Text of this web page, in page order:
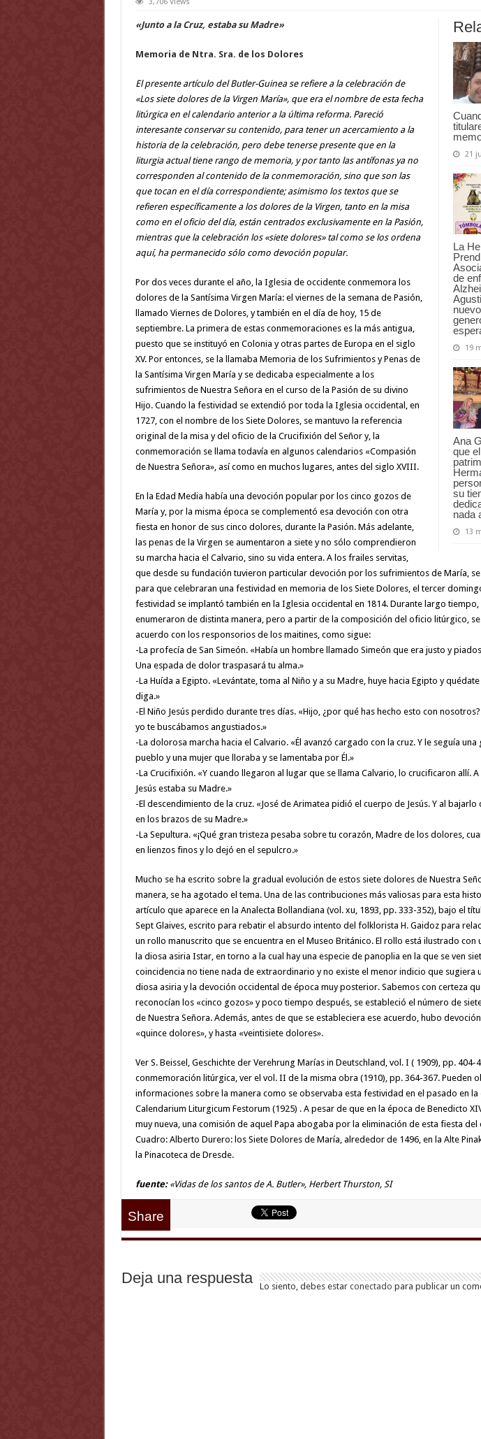
21
La
de
19
Ana
que
su
nada
13
«Junto a la Cruz, estaba su Madre»
Memoria de Ntra. Sra. de los Dolores
El presente artículo del Butler-Guinea se refiere a la celebración de
«Los siete dolores de la Virgen María», que era el nombre de esta fecha
litúrgica en el calendario anterior a la última reforma. Pareció
interesante conservar su contenido, para tener un acercamiento a la
historia de la celebración, pero debe tenerse presente que en la
liturgia actual tiene rango de memoria, y por tanto las antífonas ya no
corresponden al contenido de la conmemoración, sino que son las
que tocan en el día correspondiente; asimismo los textos que se
refieren específicamente a los dolores de la Virgen, tanto en la misa
como en el oficio del día, están centrados exclusivamente en la Pasión,
mientras que la celebración los «siete dolores» tal como se los ordena
aquí, ha permanecido sólo como devoción popular.
Por dos veces durante el año, la Iglesia de occidente conmemora los
dolores de la Santísima Virgen María: el viernes de la semana de Pasión,
llamado Viernes de Dolores, y también en el día de hoy, 15 de
septiembre. La primera de estas conmemoraciones es la más antigua,
puesto que se instituyó en Colonia y otras partes de Europa en el siglo
XV. Por entonces, se la llamaba Memoria de los Sufrimientos y Penas de
la Santísima Virgen María y se dedicaba especialmente a los
sufrimientos de Nuestra Señora en el curso de la Pasión de su divino
Hijo. Cuando la festividad se extendió por toda la Iglesia occidental, en
1727, con el nombre de los Siete Dolores, se mantuvo la referencia
original de la misa y del oficio de la Crucifixión del Señor y, la
conmemoración se llama todavía en algunos calendarios «Compasión
de Nuestra Señora», así como en muchos lugares, antes del siglo XVIII.
En la Edad Media había una devoción popular por los cinco gozos de
María y, por la misma época se complementó esa devoción con otra
fiesta en honor de sus cinco dolores, durante la Pasión. Más adelante,
las penas de la Virgen se aumentaron a siete y no sólo comprendieron
su marcha hacia el Calvario, sino su vida entera. A los frailes servitas,
que desde su fundación tuvieron particular devoción por los sufrimientos de María,
para que celebraran una festividad en memoria de los Siete Dolores, el tercer
festividad se implantó también en la Iglesia occidental en 1814. Durante largo
enumeraron de distinta manera, pero a partir de la composición del oficio litúrgico,
acuerdo con los responsorios de los maitines, como sigue:
-La profecía de San Simeón. «Había un hombre llamado Simeón que era justo y
Una espada de dolor traspasará tu alma.»
-La Huída a Egipto. «Levántate, toma al Niño y a su Madre, huye hacia Egipto y
diga.»
-El Niño Jesús perdido durante tres días. «Hijo, ¿por qué has hecho esto con
yo te buscábamos angustiados.»
-La dolorosa marcha hacia el Calvario. «Él avanzó cargado con la cruz. Y le seguía una
pueblo y una mujer que lloraba y se lamentaba por Él.»
-La Crucifixión. «Y cuando llegaron al lugar que se llama Calvario, lo crucificaron allí.
Jesús estaba su Madre.»
-El descendimiento de la cruz. «José de Arimatea pidió el cuerpo de Jesús. Y al
en los brazos de su Madre.»
-La Sepultura. «¡Qué gran tristeza pesaba sobre tu corazón, Madre de los dolores,
en lienzos finos y lo dejó en el sepulcro.»
Mucho se ha escrito sobre la gradual evolución de estos siete dolores de Nuestra
manera, se ha agotado el tema. Una de las contribuciones más valiosas para esta
artículo que aparece en la Analecta Bollandiana (vol. xu, 1893, pp. 333-352), bajo el
Sept Glaives, escrito para rebatir el absurdo intento del folklorista H. Gaidoz para
un rollo manuscrito que se encuentra en el Museo Británico. El rollo está ilustrado con
la diosa asiria Istar, en torno a la cual hay una especie de panoplia en la que se ven
coincidencia no tiene nada de extraordinario y no existe el menor indicio que sugiera
diosa asiria y la devoción occidental de época muy posterior. Sabemos con certeza
reconocían los «cinco gozos» y poco tiempo después, se estableció el número de
de Nuestra Señora. Además, antes de que se estableciera ese acuerdo, hubo
«quince dolores», y hasta «veintisiete dolores».
Ver S. Beissel, Geschichte der Verehrung Marías in Deutschland, vol. I ( 1909), pp. 404-
conmemoración litúrgica, ver el vol. II de la misma obra (1910), pp. 364-367. Pueden
informaciones sobre la manera como se observaba esta festividad en el pasado en la
Calendarium Liturgicum Festorum (1925) . A pesar de que en la época de Benedicto
muy nueva, una comisión de aquel Papa abogaba por la eliminación de esta fiesta del
Cuadro: Alberto Durero: los Siete Dolores de María, alrededor de 1496, en la Alte
la Pinacoteca de Dresde.
fuente:«Vidas de los santos de A. Butler», Herbert Thurston, SI
Share
Deja una respuesta Lo siento, debes estar conectado para publicar un